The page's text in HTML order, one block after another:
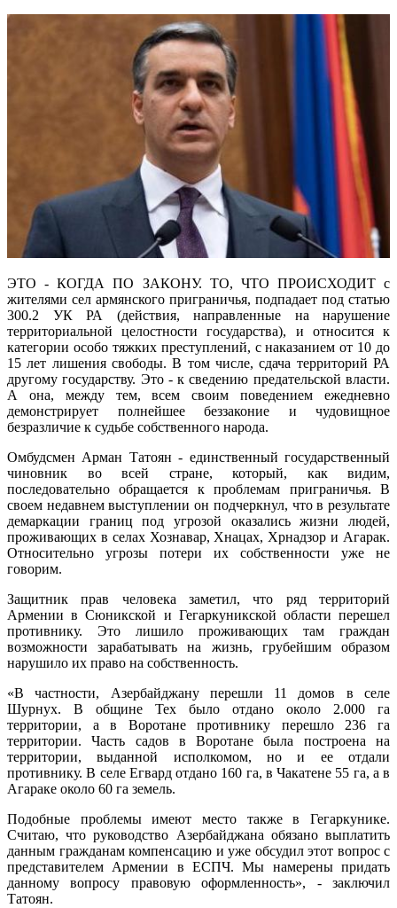
ЭТО - КОГДА ПО ЗАКОНУ. ТО, ЧТО ПРОИСХОДИТ с
жителями сел армянского приграничья, подпадает под статью
300.2 УК РА (действия, направленные на нарушение
территориальной целостности государства), и относится к
категории особо тяжких преступлений, с наказанием от 10 до
15 лет лишения свободы. В том числе, сдача территорий РА
другому государству. Это - к сведению предательской власти.
А она, между тем, всем своим поведением ежедневно
демонстрирует полнейшее беззаконие и чудовищное
безразличие к судьбе собственного народа.
Омбудсмен Арман Татоян - единственный государственный
чиновник во всей стране, который, как видим,
последовательно обращается к проблемам приграничья. В
своем недавнем выступлении он подчеркнул, что в результате
демаркации границ под угрозой оказались жизни людей,
проживающих в селах Хознавар, Хнацах, Хрнадзор и Агарак.
Относительно угрозы потери их собственности уже не
говорим.
Защитник прав человека заметил, что ряд территорий
Армении в Сюникской и Гегаркуникской области перешел
противнику. Это лишило проживающих там граждан
возможности зарабатывать на жизнь, грубейшим образом
нарушило их право на собственность.
«В частности, Азербайджану перешли 11 домов в селе
Шурнух. В общине Тех было отдано около 2.000 га
территории, а в Воротане противнику перешло 236 га
территории. Часть садов в Воротане была построена на
территории, выданной исполкомом, но и ее отдали
противнику. В селе Егвард отдано 160 га, в Чакатене 55 га, а в
Агараке около 60 га земель.
Подобные проблемы имеют место также в Гегаркунике.
Считаю, что руководство Азербайджана обязано выплатить
данным гражданам компенсацию и уже обсудил этот вопрос с
представителем Армении в ЕСПЧ. Мы намерены придать
данному вопросу правовую оформленность», - заключил
Татоян.